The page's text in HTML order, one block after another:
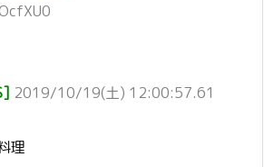
2019/10/19(土) 12:00:57.61
理